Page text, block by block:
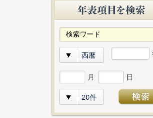
西暦
月 日
20件